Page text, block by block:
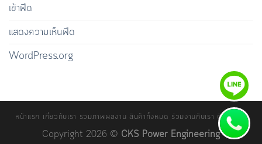
เข้าฟีด
แสดงความเห็นฟีด
WordPress.org
หน้าแรก เกี่ยวกับเรา รวมภาพผลงาน สินค้าทั้งหมด ร่วมงานกับเรา ติดต่อเรา
Copyright 2026 © CKS Power Engineering